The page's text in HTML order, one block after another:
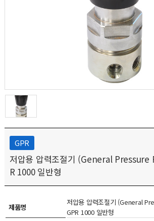
GPR
저압용 압력조절기 (General
R 1000 일반형
제품명
저압용 압력조절기 (General
GPR 1000 일반형